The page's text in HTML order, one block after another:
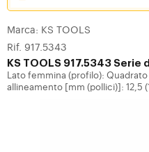
Marca: KS TOOLS
Rif. 917.5343
KS TOOLS 917.5343 Serie
Lato femmina (profilo): Quadrato
allineamento [mm (pollici)]: 12,5